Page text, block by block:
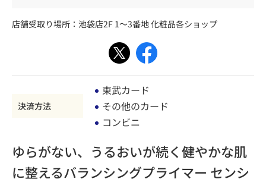
店舗受取り場所： 池袋店2F 1～3番地 化粧品各ショップ
決済方法
東武カード
その他のカード
コンビニ
ゆらがない、うるおいが続く健やかな肌
に整えるバランシングプライマー センシ